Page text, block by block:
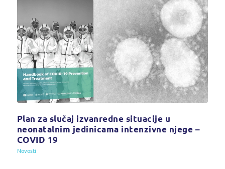
Plan za slučaj izvanredne situacije u
neonatalnim jedinicama intenzivne njege –
COVID 19
Novosti